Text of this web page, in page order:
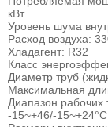
кВт
Уровень шума
Расход воздуха:
Хладагент: R32
Класс
Диаметр труб
Максимальная
Диапазон рабочих
-15~+46/-15~+24°С